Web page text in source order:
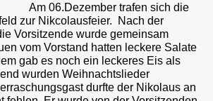
Am 06.Dezember trafen sich die
zur Nikcolausfeier. Nach der
Vorsitzende wurde gemeinsam
vom Vorstand hatten leckere Salate
gab es noch ein leckeres Eis als
wurden Weihnachtslieder
durfte der Nikolaus an